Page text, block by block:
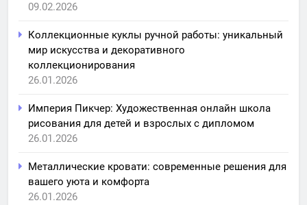
09.02.2026
Коллекционные куклы ручной работы: уникальный
мир искусства и декоративного
коллекционирования
26.01.2026
Империя Пикчер: Художественная онлайн школа
рисования для детей и взрослых с дипломом
26.01.2026
Металлические кровати: современные решения для
вашего уюта и комфорта
26.01.2026